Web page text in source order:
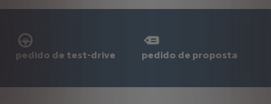
pedido de test-drive pedido de proposta